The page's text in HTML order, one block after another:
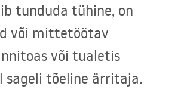
tunduda tühine, on
või mittetöötav
või tualetis
sageli tõeline ärritaja.